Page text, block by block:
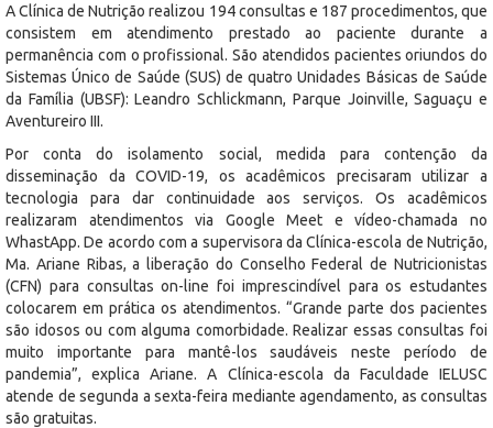
A Clínica de Nutrição realizou 194 consultas e 187 procedimentos, que
consistem em atendimento prestado ao paciente durante a
permanência com o profissional. São atendidos pacientes oriundos do
Sistemas Único de Saúde (SUS) de quatro Unidades Básicas de Saúde
da Família (UBSF): Leandro Schlickmann, Parque Joinville, Saguaçu e
Aventureiro III.
Por conta do isolamento social, medida para contenção da
disseminação da COVID-19, os acadêmicos precisaram utilizar a
tecnologia para dar continuidade aos serviços. Os acadêmicos
realizaram atendimentos via Google Meet e vídeo-chamada no
WhastApp. De acordo com a supervisora da Clínica-escola de Nutrição,
Ma. Ariane Ribas, a liberação do Conselho Federal de Nutricionistas
(CFN) para consultas on-line foi imprescindível para os estudantes
colocarem em prática os atendimentos. “Grande parte dos pacientes
são idosos ou com alguma comorbidade. Realizar essas consultas foi
muito importante para mantê-los saudáveis neste período de
pandemia”, explica Ariane. A Clínica-escola da Faculdade IELUSC
atende de segunda a sexta-feira mediante agendamento, as consultas
são gratuitas.